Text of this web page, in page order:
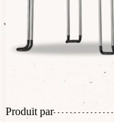
Produit par